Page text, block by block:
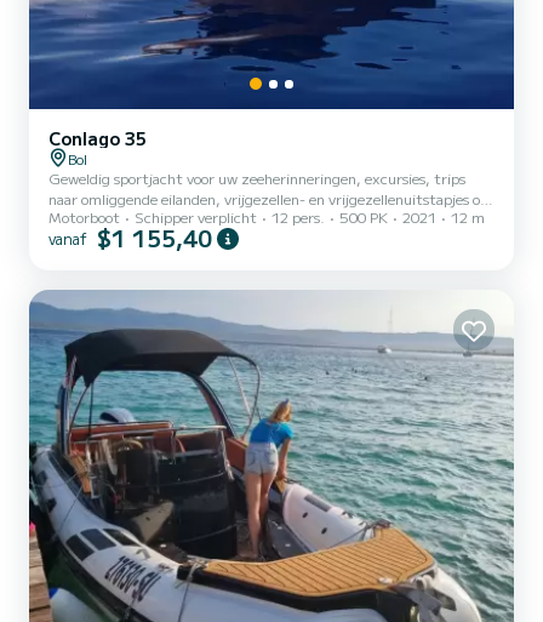
Conlago 35
Bol
Geweldig sportjacht voor uw zeeherinneringen, excursies, trips
naar omliggende eilanden, vrijgezellen- en vrijgezellenuitstapjes op
zee. Deze boot heeft een benijdenswaardige prestatie op zee en
belooft met onze ervaren kapitein en zeiler echt ontspannende
achterlaten.
Motorboot Schipper verplicht 12 pers. 500 PK 2021 12 m
vanaf $1 155,40